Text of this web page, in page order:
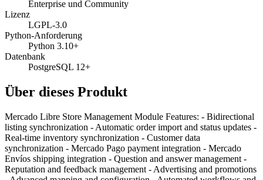
Enterprise und Community
Lizenz
LGPL-3.0
Python-Anforderung
Python 3.10+
Datenbank
PostgreSQL 12+
Über dieses Produkt
Mercado Libre Store Management Module Features: - Bidirectional
listing synchronization - Automatic order import and status updates -
Real-time inventory synchronization - Customer data
synchronization - Mercado Pago payment integration - Mercado
Envíos shipping integration - Question and answer management -
Reputation and feedback management - Advertising and promotions